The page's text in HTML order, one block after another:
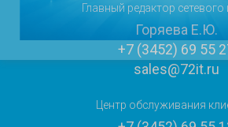
Главный редактор сетевого
Горяева Е.Ю.
+7 (3452) 69 55
sales@72it.ru
Центр обслуживания